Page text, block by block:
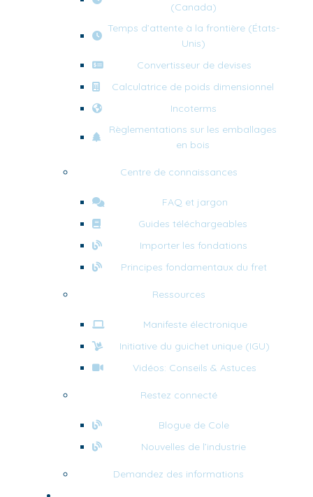
(Canada)
Temps d’attente à la frontière (États-
Unis)
Convertisseur de devises
Calculatrice de poids dimensionnel
Incoterms
Règlementations sur les emballages
en bois
Centre de connaissances
FAQ et jargon
Guides téléchargeables
Importer les fondations
Principes fondamentaux du fret
Ressources
Manifeste électronique
Initiative du guichet unique (IGU)
Vidéos: Conseils & Astuces
Restez connecté
Blogue de Cole
Nouvelles de l’industrie
Demandez des informations